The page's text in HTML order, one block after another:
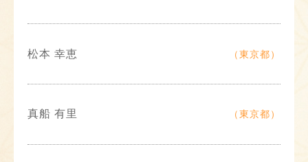
松本 幸恵 （東京都）
真船 有里 （東京都）